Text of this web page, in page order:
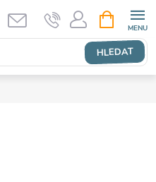
HLEDAT
NÁKUPNÍ
KOŠÍK